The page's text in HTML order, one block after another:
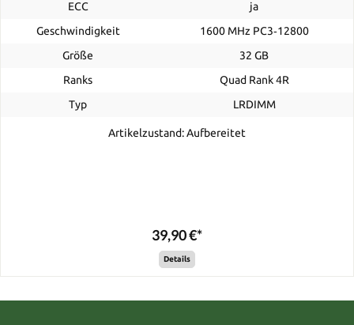
ECC
ja
Geschwindigkeit
1600 MHz PC3‑12800
Größe
32 GB
Ranks
Quad Rank 4R
Typ
LRDIMM
Artikelzustand: Aufbereitet
39,90 €*
Details